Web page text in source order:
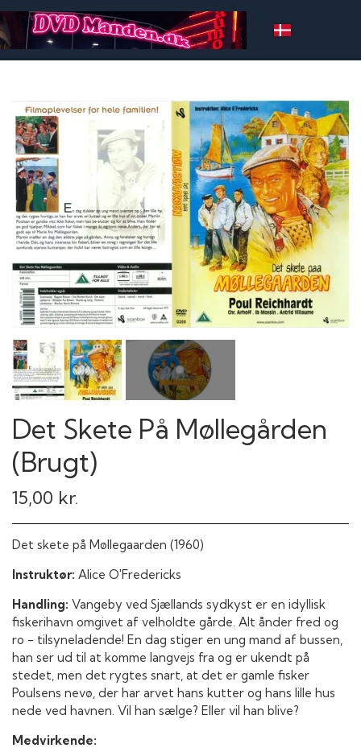
Det Skete På Møllegården
(Brugt)
15,00 kr.
Det skete på Møllegaarden (1960)
Instruktør: Alice O'Fredericks
Handling: Vangeby ved Sjællands sydkyst er en idyllisk
fiskerihavn omgivet af velholdte gårde. Alt ånder fred og
ro - tilsyneladende! En dag stiger en ung mand af bussen,
han ser ud til at komme langvejs fra og er ukendt på
stedet, men det rygtes snart, at det er gamle fisker
Poulsens nevø, der har arvet hans kutter og hans lille hus
nede ved havnen. Vil han sælge? Eller vil han blive?
Medvirkende: